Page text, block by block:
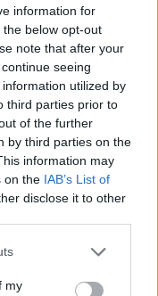
information for
below opt-out
note that after your
seeing
utilized by
third parties prior to
of the further
by third parties on the
information may
on the IAB’s List of
disclose it to other
or more Google
You may click to
my
Σχολιασμένα